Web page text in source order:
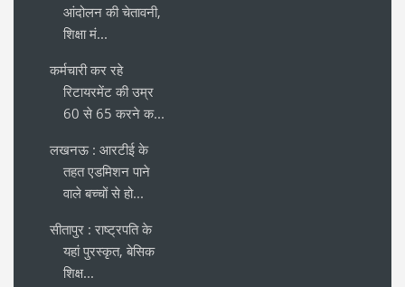
आंदोलन की चेतावनी,
शिक्षा मं...
कर्मचारी कर रहे
रिटायरमेंट की उम्र
60 से 65 करने क...
लखनऊ : आरटीई के
तहत एडमिशन पाने
वाले बच्चों से हो...
सीतापुर : राष्ट्रपति के
यहां पुरस्कृत, बेसिक
शिक्ष...